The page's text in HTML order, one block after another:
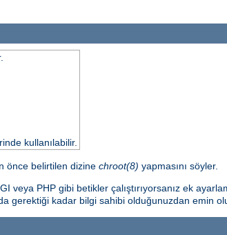
kullanılabilir.
önce belirtilen dizine chroot(8) yapmasını söyler.
veya PHP gibi betikler çalıştırıyorsanız ek
gerektiği kadar bilgi sahibi olduğunuzdan emin